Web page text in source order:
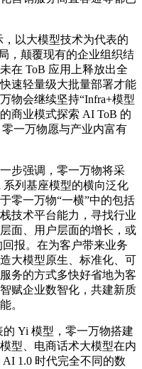
以大模型技术为代表的
，颠覆现有的企业组织结
在 ToB 应用上释放出全
速轻量级大批量部署才能
物会继续坚持“Infra+模型
商业模式探索 AI ToB 的
一万物愿与产业内富有
强调，零一万物将采
列基座模型的横向泛化
零一万物“一横”中的包括
技术平台能力，寻找行业
面、用户层面的增长，或
报。在为客户带来业务
大模型原生、标准化、可
务的方式多快好省地为客
赋企业数智化，共建新质
。
Yi 模型，零一万物搭建
型、电商话术大模型在内
1.0 时代完全不同的数